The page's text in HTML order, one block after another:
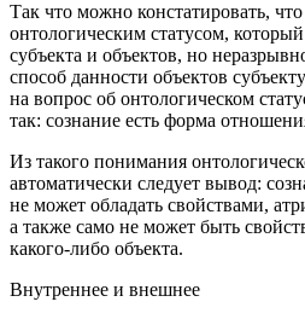
Так что можно констатировать,
онтологическим статусом,
субъекта и объектов, но
способ данности объектов
на вопрос об онтологическом
так: сознание есть форма
Из такого понимания
автоматически следует вывод:
не может обладать свойствами,
а также само не может быть
какого-либо объекта.
Внутреннее и внешнее